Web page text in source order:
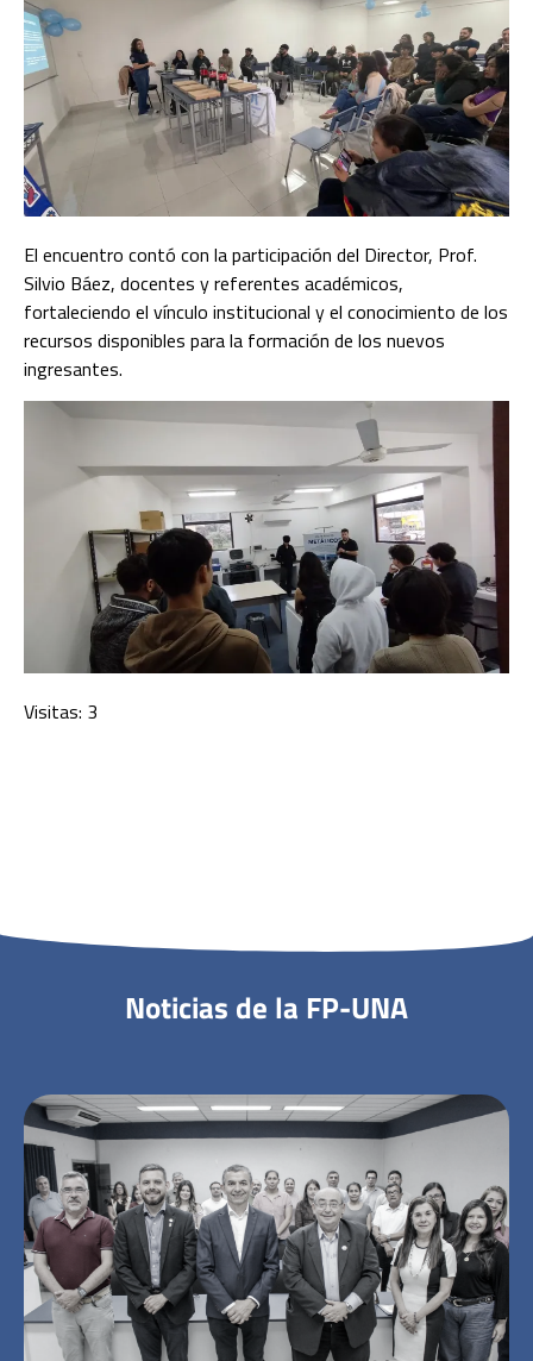
El encuentro contó con la participación del Director, Prof.
Silvio Báez, docentes y referentes académicos,
fortaleciendo el vínculo institucional y el conocimiento de los
recursos disponibles para la formación de los nuevos
ingresantes.
Visitas: 3
Noticias de la FP-UNA